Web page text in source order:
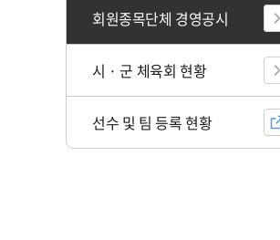
회원종목단체 경영공시
시 · 군 체육회 현황
선수 및 팀 등록 현황
번
제